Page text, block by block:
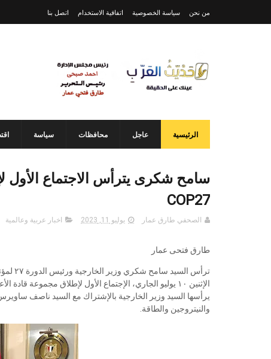
من نحن سياسة الخصوصية اتفاقية الاستخدام اتصل بنا
الرئيسية عاجل محافظات سياسة
سامح شكرى يترأس الاجتماع الأول
COP27
الصحفي طارق عمار يوليو 11, 2023 اخبار عربية وعالمية
طارق فتحى عمار
والنيتروجين والطاقة.